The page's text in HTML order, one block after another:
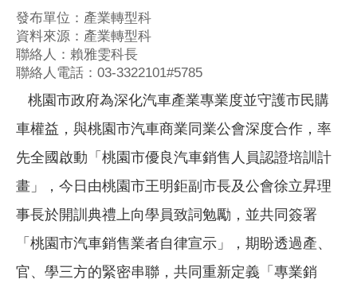
發布單位：產業轉型科
資料來源：產業轉型科
聯絡人：賴雅雯科長
聯絡人電話：03-3322101#5785
桃園市政府為深化汽車產業專業度並守護市民購
車權益，與桃園市汽車商業同業公會深度合作，率
先全國啟動「桃園市優良汽車銷售人員認證培訓計
畫」，今日由桃園市王明鉅副市長及公會徐立昇理
事長於開訓典禮上向學員致詞勉勵，並共同簽署
「桃園市汽車銷售業者自律宣示」，期盼透過產、
官、學三方的緊密串聯，共同重新定義「專業銷